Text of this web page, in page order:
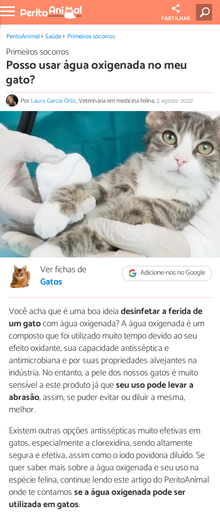
PARTILHAR
PeritoAnimal Saúde Primeiros socorros
Primeiros socorros
Posso usar água oxigenada no meu
gato?
PorLaura García Ortiz, Veterinária em medicina felina.2 agosto 2022
Adicione-nos no Google
Ver fichas de
Gatos
Você acha que é uma boa ideiadesinfetar a ferida de
um gatocom água oxigenada? A água oxigenada é um
composto que foi utilizado muito tempo devido ao seu
efeito oxidante, sua capacidade antisséptica e
antimicrobiana e por suas propriedades alvejantes na
indústria. No entanto, a pele dos nossos gatos é muito
sensível a este produto já queseu uso pode levar a
abrasão, assim, se puder evitar ou diluir a mesma,
melhor.
Existem outras opções antissépticas muito efetivas em
gatos, especialmente a clorexidina, sendo altamente
segura e efetiva, assim como o iodo povidona diluído. Se
quer saber mais sobre a água oxigenada e seu uso na
espécie felina, continue lendo este artigo do PeritoAnimal
onde te contamosse a água oxigenada pode ser
utilizada em gatos.